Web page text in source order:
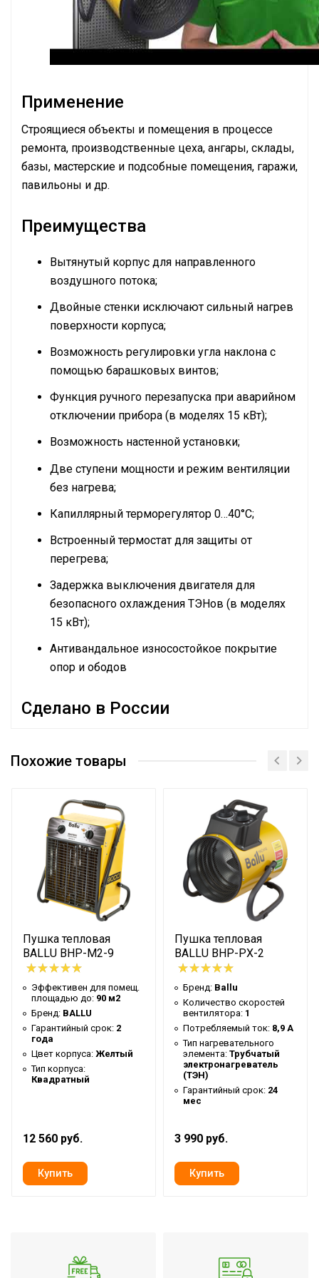
Применение
Строящиеся объекты и помещения в процессе
ремонта, производственные цеха, ангары, склады,
базы, мастерские и подсобные помещения, гаражи,
павильоны и др.
Преимущества
Вытянутый корпус для направленного
воздушного потока;
Двойные стенки исключают сильный нагрев
поверхности корпуса;
Возможность регулировки угла наклона с
помощью барашковых винтов;
Функция ручного перезапуска при аварийном
отключении прибора (в моделях 15 кВт);
Возможность настенной установки;
Две ступени мощности и режим вентиляции
без нагрева;
Капиллярный терморегулятор 0…40°C;
Встроенный термостат для защиты от
перегрева;
Задержка выключения двигателя для
безопасного охлаждения ТЭНов (в моделях
15 кВт);
Антивандальное износостойкое покрытие
опор и ободов
Сделано в России
площадью до
Гарантийный срок
Страна производства
РОССИЯ
Цвет корпуса
Желтый
Потребительский класс
Премиум
Макс. потребляемая
мощность
Макс. производ-ность
м3/час
300 м3/час
Ступени мощности
нагрева
Array кВт
Нагрев воздуха (дельта
температуры)
30 °С
Количество режимов
нагрева
Да
пылевлагозащищенности
Тип нагревательного
Трубчатый
Напряжение
Похожие товары
Пушка тепловая
BALLU BHP-M2-9
Эффективен для помещ.
площадью до: 90 м2
Бренд: BALLU
Гарантийный срок: 2
года
Цвет корпуса: Желтый
Тип корпуса:
Квадратный
12 560 руб.
Пушка тепловая
BALLU BHP-PX-2
Бренд: Ballu
Количество скоростей
вентилятора: 1
Потребляемый ток: 8,9 А
Тип нагревательного
элемента: Трубчатый
электронагреватель
(ТЭН)
Гарантийный срок: 24
мес
3 990 руб.